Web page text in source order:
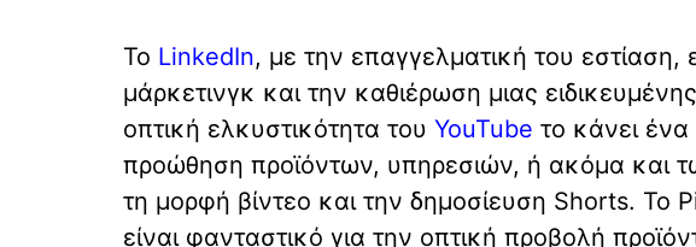
Το LinkedIn, με την επαγγελματική του εστίαση,
μάρκετινγκ και την καθιέρωση μιας
οπτική ελκυστικότητα του YouTube το κάνει ένα
προώθηση προϊόντων, υπηρεσιών, ή ακόμα και
τη μορφή βίντεο και την δημοσίευση Shorts. Το
είναι φανταστικό για την οπτική προβολή